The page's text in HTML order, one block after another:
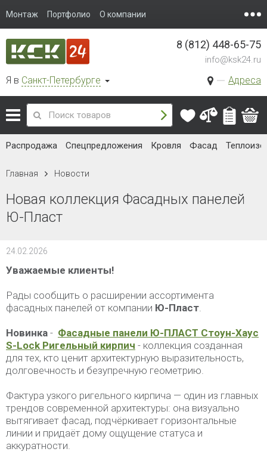
Монтаж Портфолио О компании
Я в Санкт-Петербурге Адреса
8 (812) 448-65-75
info@ksk24.ru
Распродажа Спецпредложения Кровля Фасад
Главная Новости
Новая коллекция Фасадных панелей
Ю-Пласт
24.02.2026
Уважаемые клиенты!
Рады сообщить о расширении ассортимента
фасадных панелей от компании Ю-Пласт.
Новинка - Фасадные панели Ю-ПЛАСТ Стоун-Хаус
S-Lock Ригельный кирпич - коллекция созданная
для тех, кто ценит архитектурную выразительность,
долговечность и безупречную геометрию.
Фактура узкого ригельного кирпича — один из главных
трендов современной архитектуры: она визуально
вытягивает фасад, подчёркивает горизонтальные
линии и придаёт дому ощущение статуса и
аккуратности.